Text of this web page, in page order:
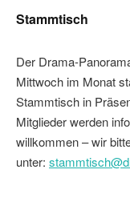
Stammtisch
Der Drama-
Mittwoch im Monat
Stammtisch in
Mitglieder werden
willkommen – wir
unter: